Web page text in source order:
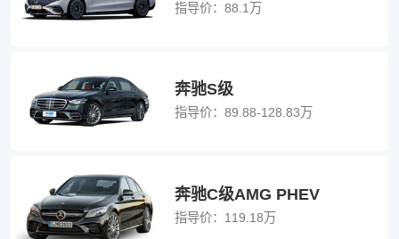
指导价： 88.1万
奔驰S级
指导价： 89.88-128.83万
奔驰C级AMG PHEV
指导价： 119.18万